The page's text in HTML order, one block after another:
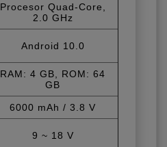
Procesor Quad-Core,
2.0 GHz
Android 10.0
RAM: 4 GB, ROM: 64
GB
6000 mAh / 3.8 V
9 ~ 18 V